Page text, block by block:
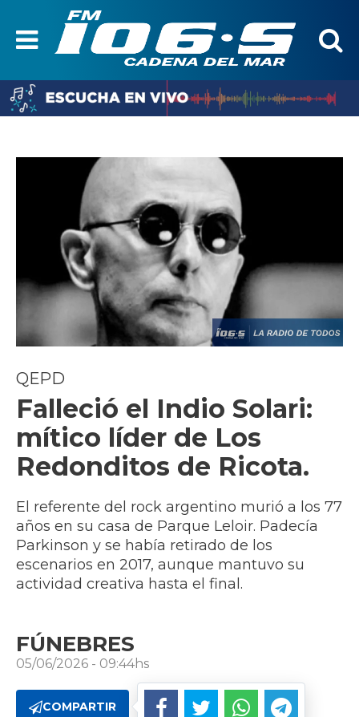
QEPD
Falleció el Indio Solari:
mítico líder de Los
Redonditos de Ricota.
El referente del rock argentino murió a los 77
años en su casa de Parque Leloir. Padecía
Parkinson y se había retirado de los
escenarios en 2017, aunque mantuvo su
actividad creativa hasta el final.
FÚNEBRES
05/06/2026 - 09:44hs
COMPARTIR